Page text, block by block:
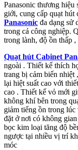
Panasonic thương hiệu
giới, cung cấp quạt hút
Panasonic đa dạng sử
trong cả công nghiệp.
trong lành, độ ồn thấp
Quạt hút Cabinet
ngoài . Thiết kế thích
trang bị cảm biến
lại hiệt suất cao với
cao . Thiết kế vỏ mới
không khí bên trong
giảm tiếng ồn trong
đặt ở nơi có không
bọc kim loại tăng độ
ngược tại nhiều vị trí
móc